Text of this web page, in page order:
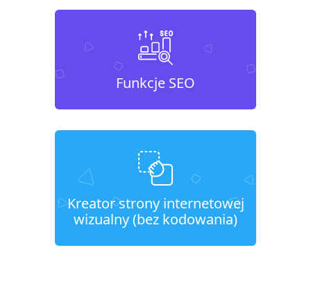
Funkcje SEO
Kreator strony internetowej
wizualny (bez kodowania)